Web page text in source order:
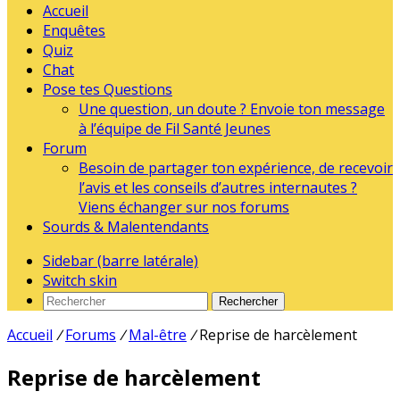
Accueil
Enquêtes
Quiz
Chat
Pose tes Questions
Une question, un doute ? Envoie ton message
à l’équipe de Fil Santé Jeunes
Forum
Besoin de partager ton expérience, de recevoir
l’avis et les conseils d’autres internautes ?
Viens échanger sur nos forums
Sourds & Malentendants
Sidebar (barre latérale)
Switch skin
Rechercher
Accueil / Forums / Mal-être / Reprise de harcèlement
Reprise de harcèlement